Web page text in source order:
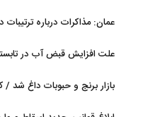
عمان: مذاکرات درباره
علت افزایش قبض آب در
بازار برنج و حبوبات داغ شد /